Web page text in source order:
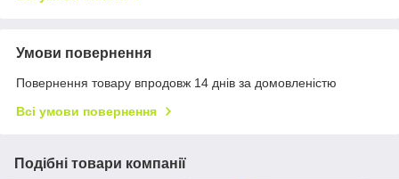
Умови повернення
Повернення товару впродовж 14 днів за домовленістю
Всі умови повернення
Подібні товари компанії